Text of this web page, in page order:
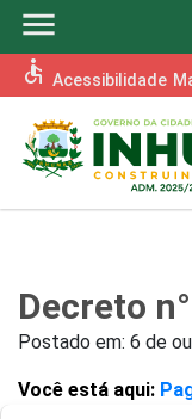
menu
accessible Acessibilidade
Decreto
Postado em: 6 de
Você está aqui: